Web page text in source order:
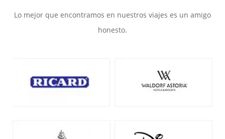
Lo mejor que encontramos en nuestros viajes es un amigo
honesto.